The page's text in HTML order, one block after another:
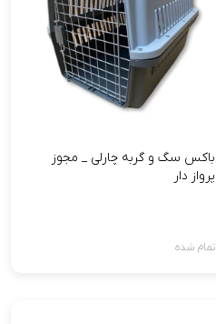
باکس سگ و گربه چارلی _ مجوز
پرواز دار
تمام شده